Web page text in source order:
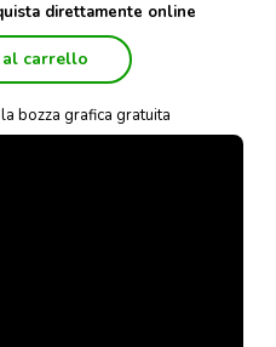
direttamente online
carrello
bozza grafica gratuita